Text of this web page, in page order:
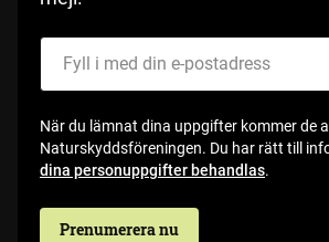
När du lämnat dina uppgifter kommer de
Naturskyddsföreningen. Du har rätt till
dina personuppgifter behandlas.
Prenumerera nu